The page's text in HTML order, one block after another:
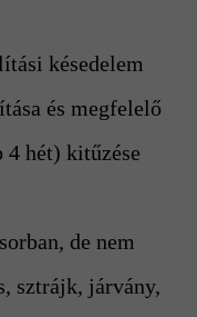
késedelem
és megfelelő
4 hét) kitűzése
de nem
sztrájk, járvány,